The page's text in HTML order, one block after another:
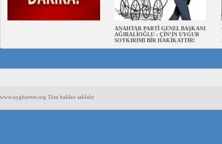
ANAHTAR PARTİ GENEL BAŞKANI
AĞIRALİOĞLU : ÇİN’İN UYGUR
SOYKIRIMI BİR HAKİKATTIR!
www.uyghurnet.org Tüm hakları saklıdır